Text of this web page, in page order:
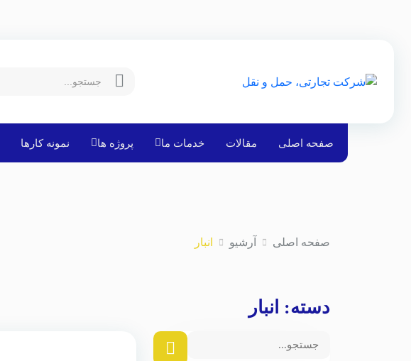
صفحه اصلی مقالات خدمات ما پروژه ها نمونه کارها
صفحه اصلی آرشیو انبار
دسته: انبار